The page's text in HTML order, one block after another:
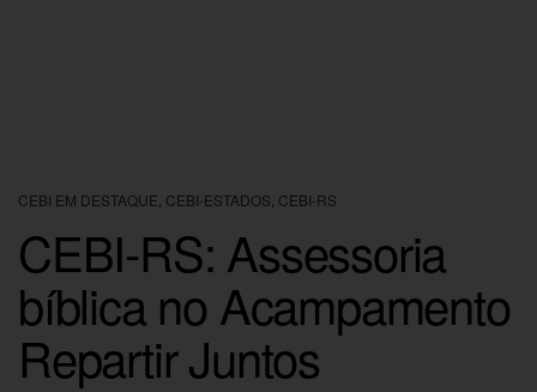
CEBI EM DESTAQUE CEBI-ESTADOS CEBI-RS
CEBI-RS: Assessoria
bíblica no Acampamento
Repartir Juntos